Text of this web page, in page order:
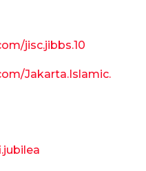
jisc.jibbs.10
Jakarta.Islamic.